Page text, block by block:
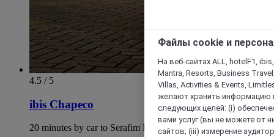
4.5 / 5
ibis Chapeco
20 minutes by car to Serafim Enoss Bertaso Airport
Файлы cookie и
На веб-сайтах ALL, hotelF1,
Mantra, Resorts, Business
Villas, Activities & Events,
желают хранить информацию
следующих целей: (i)
вами услуг (вы не можете от
сайтов; (iii) измерение